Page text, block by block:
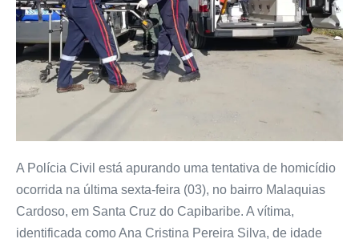
A Polícia Civil está apurando uma tentativa de homicídio
ocorrida na última sexta-feira (03), no bairro Malaquias
Cardoso, em Santa Cruz do Capibaribe. A vítima,
identificada como Ana Cristina Pereira Silva, de idade